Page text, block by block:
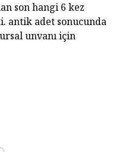
son hangi 6 kez
antik adet sonucunda
unvanı için